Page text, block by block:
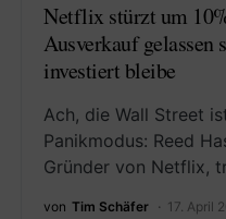
Netflix stürzt um
Ausverkauf gelassen
investiert bleibe
Ach, die Wall Street
Panikmodus: Reed
Gründer von Netflix,
von Tim Schäfer 17. April